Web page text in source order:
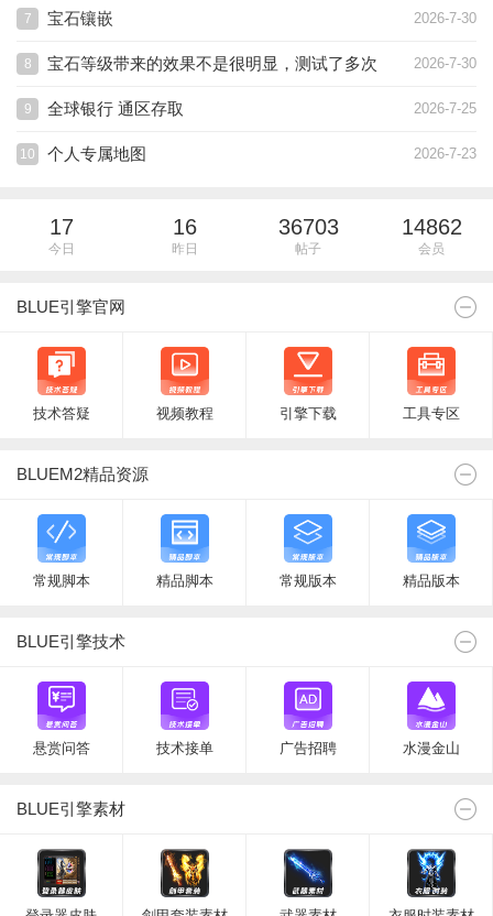
2026-7-30
7 宝石镶嵌
2026-7-30
8 宝石等级带来的效果不是很明显，测试了多次
2026-7-25
9 全球银行 通区存取
2026-7-23
10 个人专属地图
17
今日
16
昨日
36703
帖子
14862
会员
BLUE引擎官网
技术答疑 视频教程 引擎下载 工具专区
BLUEM2精品资源
常规脚本 精品脚本 常规版本 精品版本
BLUE引擎技术
悬赏问答 技术接单 广告招聘 水漫金山
BLUE引擎素材